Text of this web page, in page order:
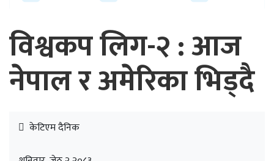
विश्वकप लिग-२ : आज
नेपाल र अमेरिका भिड्दै
केटिएम दैनिक